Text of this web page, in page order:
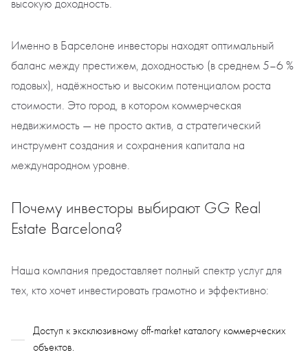
высокую доходность.
Именно в Барселоне инвесторы находят оптимальный
баланс между престижем, доходностью (в среднем 5–6 %
годовых), надёжностью и высоким потенциалом роста
стоимости. Это город, в котором коммерческая
недвижимость — не просто актив, а стратегический
инструмент создания и сохранения капитала на
международном уровне.
Почему инвесторы выбирают GG Real
Estate Barcelona?
Наша компания предоставляет полный спектр услуг для
тех, кто хочет инвестировать грамотно и эффективно:
Доступ к эксклюзивному off-market каталогу коммерческих
объектов.